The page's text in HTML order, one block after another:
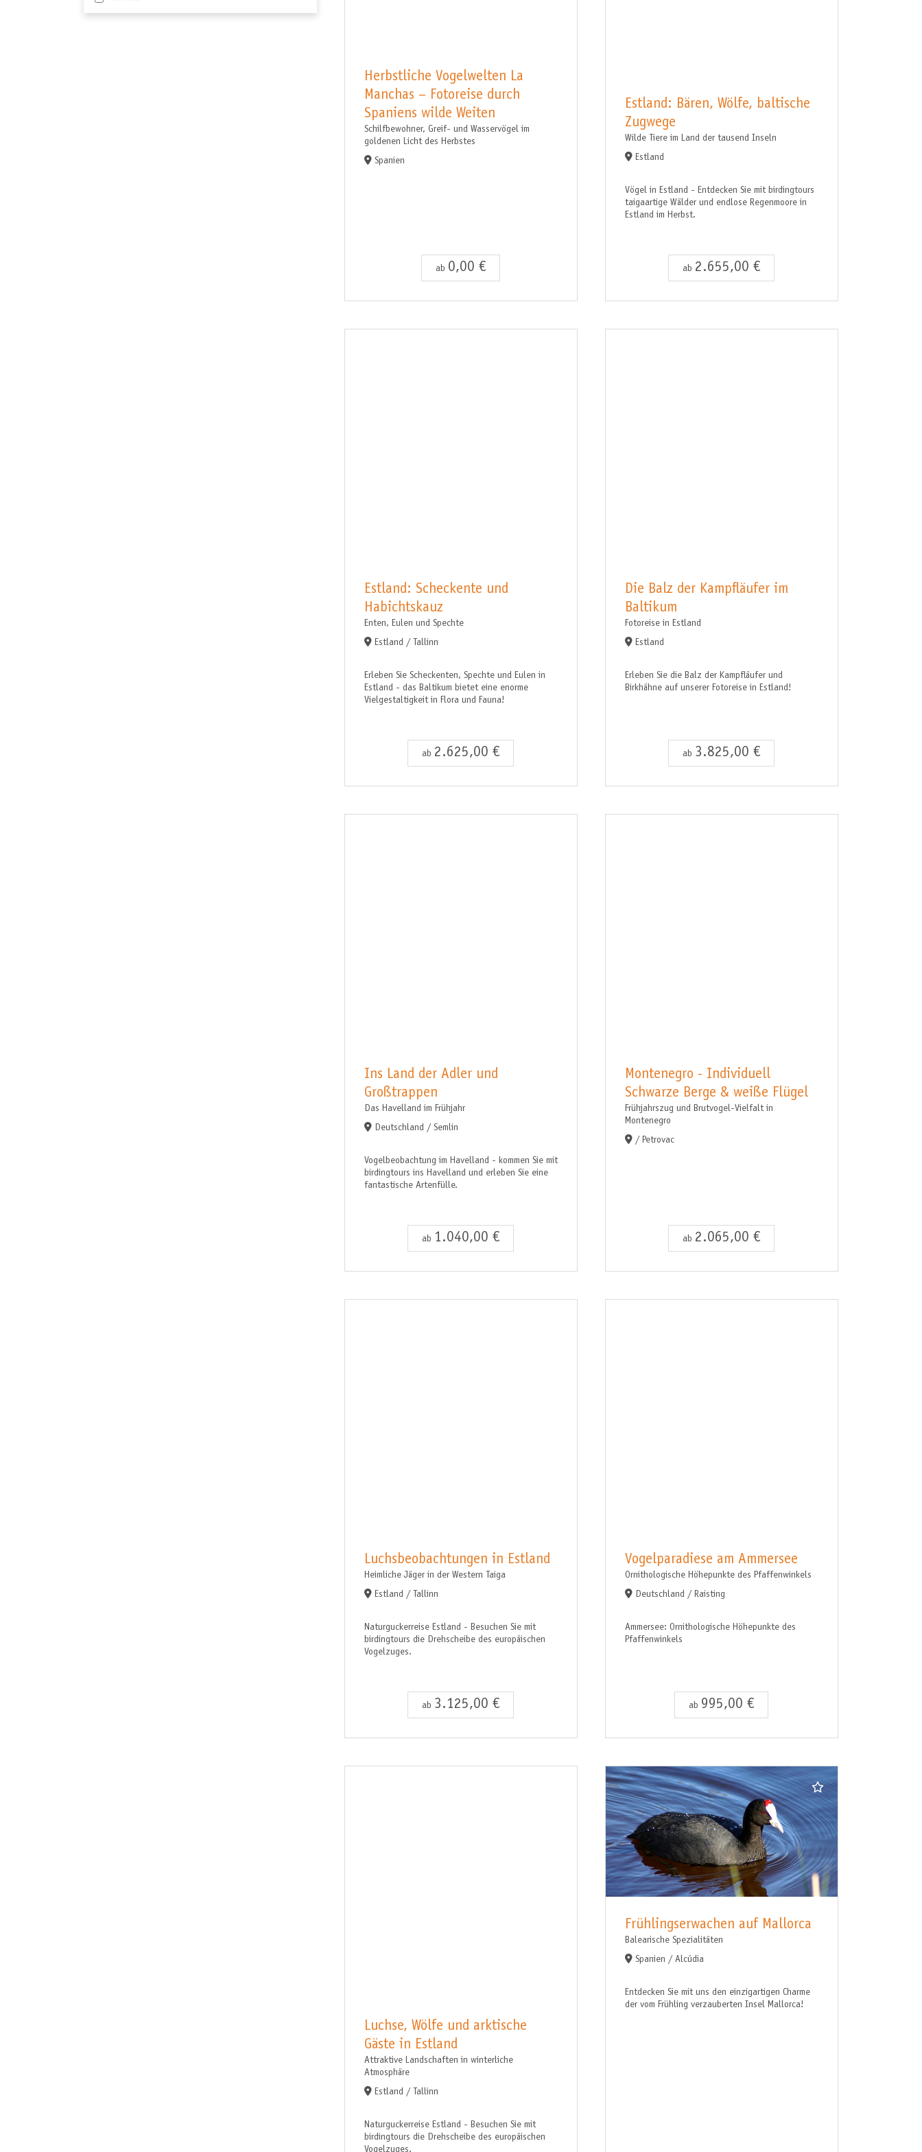
Herbstliche Vogelwelten La
Manchas – Fotoreise durch
Spaniens wilde Weiten
Schilfbewohner, Greif- und Wasservögel im
goldenen Licht des Herbstes
Spanien
ab 0,00 €
Estland: Bären, Wölfe, baltische
Zugwege
Wilde Tiere im Land der tausend Inseln
Estland
Vögel in Estland - Entdecken Sie mit birdingtours
taigaartige Wälder und endlose Regenmoore in
Estland im Herbst.
ab 2.655,00 €
Estland: Scheckente und
Habichtskauz
Enten, Eulen und Spechte
Estland / Tallinn
Erleben Sie Scheckenten, Spechte und Eulen in
Estland - das Baltikum bietet eine enorme
Vielgestaltigkeit in Flora und Fauna!
ab 2.625,00 €
Die Balz der Kampfläufer im
Baltikum
Fotoreise in Estland
Estland
Erleben Sie die Balz der Kampfläufer und
Birkhähne auf unserer Fotoreise in Estland!
ab 3.825,00 €
Ins Land der Adler und
Großtrappen
Das Havelland im Frühjahr
Deutschland / Semlin
Vogelbeobachtung im Havelland - kommen Sie mit
birdingtours ins Havelland und erleben Sie eine
fantastische Artenfülle.
ab 1.040,00 €
Montenegro - Individuell
Schwarze Berge & weiße Flügel
Frühjahrszug und Brutvogel-Vielfalt in
Montenegro
/ Petrovac
ab 2.065,00 €
Luchsbeobachtungen in Estland
Heimliche Jäger in der Western Taiga
Estland / Tallinn
Naturguckerreise Estland - Besuchen Sie mit
birdingtours die Drehscheibe des europäischen
Vogelzuges.
ab 3.125,00 €
Vogelparadiese am Ammersee
Ornithologische Höhepunkte des Pfaffenwinkels
Deutschland / Raisting
Ammersee: Ornithologische Höhepunkte des
Pfaffenwinkels
ab 995,00 €
Luchse, Wölfe und arktische
Gäste in Estland
Attraktive Landschaften in winterliche
Atmosphäre
Estland / Tallinn
Naturguckerreise Estland - Besuchen Sie mit
birdingtours die Drehscheibe des europäischen
Vogelzuges.
Frühlingserwachen auf Mallorca
Balearische Spezialitäten
Spanien / Alcúdia
Entdecken Sie mit uns den einzigartigen Charme
der vom Frühling verzauberten Insel Mallorca!